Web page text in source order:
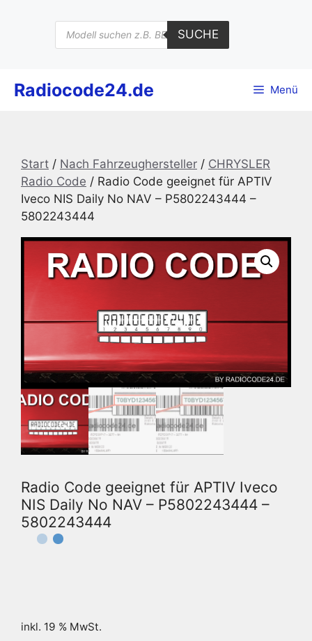
Products
search
SUCHE
Radiocode24.de Menü
Start / Nach Fahrzeughersteller / CHRYSLER
Radio Code / Radio Code geeignet für APTIV
Iveco NIS Daily No NAV – P5802243444 –
5802243444
Radio Code geeignet für APTIV Iveco
NIS Daily No NAV – P5802243444 –
5802243444
inkl. 19 % MwSt.